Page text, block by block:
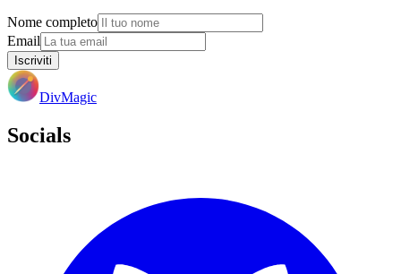
Nome completo
Email
Iscriviti
DivMagic
Socials